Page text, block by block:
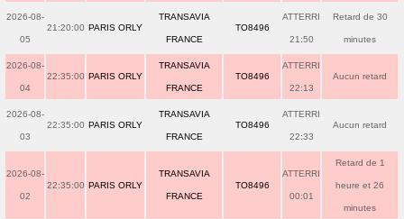
2026-08-
05
21:20:00 PARIS ORLY
TRANSAVIA
FRANCE
TO8496
ATTERRI
21:50
Retard de 30
minutes
2026-08-
04
22:35:00 PARIS ORLY
TRANSAVIA
FRANCE
TO8496
ATTERRI
22:13
Aucun retard
2026-08-
03
22:35:00 PARIS ORLY
TRANSAVIA
FRANCE
TO8496
ATTERRI
22:33
Aucun retard
2026-08-
02
22:35:00 PARIS ORLY
TRANSAVIA
FRANCE
TO8496
ATTERRI
00:01
Retard de 1
heure et 26
minutes